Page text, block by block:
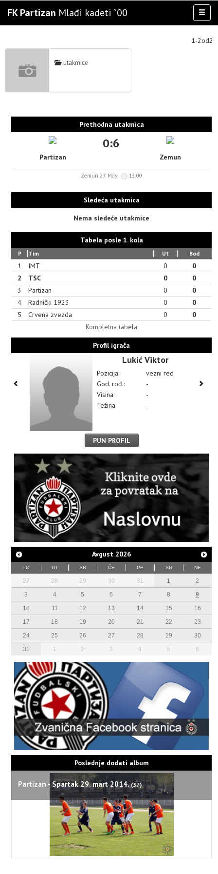
FK Partizan Mlađi kadeti `00
TIM
KLUB
OSTALE SELEKCIJE
1-2od2
utakmice
Prethodna utakmica
0:6
Partizan Zemun
Zemun 27. May. 13:00
Sledeća utakmica
Nema sledeće utakmice
Tabela posle 1. kola
P Tim Ut Bod
1 IMT 0
0
2
TSC 0
0
3
Partizan 0
0
4
Radnički 1923 0
0
5
Crvena zvezda 0
0
Kompletna tabela
Profil igrača
Lukić Viktor
Pozicija:
vezni red
God. rođ.:
-
Visina:
-
Težina:
-
PUN PROFIL
Avgust 2026
PO UT SR ČE PE SU NE
27 28 29 30 31 1
2
3
4 5 6 7 8
9
10
11 12 13 14 15
16
17
18 19 20 21 22
23
24
25 26 27 28 29
30
31
1 2 3 4 5 6
Poslednje dodati album
Partizan - Spartak 29. mart 2014.(37)